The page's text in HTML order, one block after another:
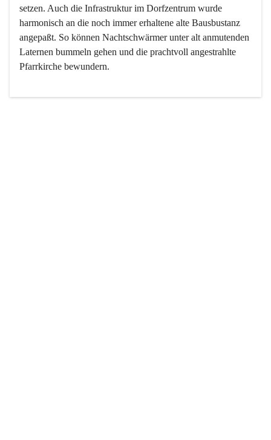
setzen. Auch die Infrastruktur im Dorfzentrum wurde
harmonisch an die noch immer erhaltene alte Bausbustanz
angepaßt. So können Nachtschwärmer unter alt anmutenden
Laternen bummeln gehen und die prachtvoll angestrahlte
Pfarrkirche bewundern.
Der Weinbau dominert heute nicht mehr, ist aber integrativer